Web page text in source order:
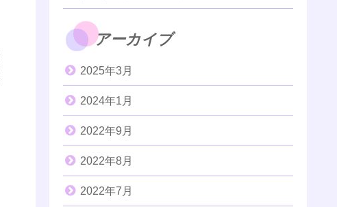
アーカイブ
2025年3月
2024年1月
2022年9月
2022年8月
2022年7月